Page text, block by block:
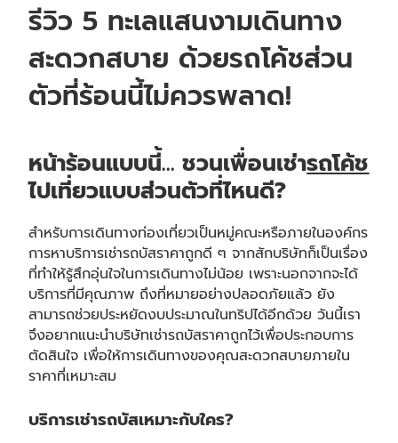
รีวิว 5 ทะเลแสนงามเดินทาง
สะดวกสบาย ด้วยรถโค้ชส่วน
ตัวที่ร้อนนี้ไม่ควรพลาด!
หน้าร้อนแบบนี้… ชวนเพื่อนเช่ารถโค้ช
ไปเที่ยวแบบส่วนตัวที่ไหนดี?
สำหรับการเดินทางท่องเที่ยวเป็นหมู่คณะหรือภายในองค์กร
การหาบริการเช่ารถบัสราคาถูกดี ๆ จากสักบริษัทก็เป็นเรื่อง
ที่ทำให้รู้สึกอุ่นใจในการเดินทางไม่น้อย เพราะนอกจากจะได้
บริการที่มีคุณภาพ ถึงที่หมายอย่างปลอดภัยแล้ว ยัง
สามารถช่วยประหยัดงบประมาณในทริปได้อีกด้วย วันนี้เรา
จึงอยากแนะนำบริษัทเช่ารถบัสราคาถูกไว้เพื่อประกอบการ
ตัดสินใจ เพื่อให้การเดินทางของคุณสะดวกสบายภายใน
ราคาที่เหมาะสม
บริการเช่ารถบัสเหมาะกับใคร?